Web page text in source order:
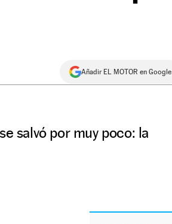
Añadir EL MOTOR en Google
salvó por muy poco: la